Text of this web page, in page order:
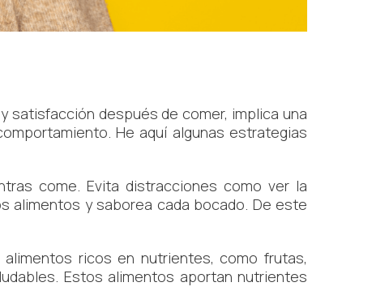
satisfacción después de comer, implica una
He aquí algunas estrategias
come. Evita distracciones como ver la
alimentos y saborea cada bocado. De este
ricos en nutrientes, como frutas,
Estos alimentos aportan nutrientes